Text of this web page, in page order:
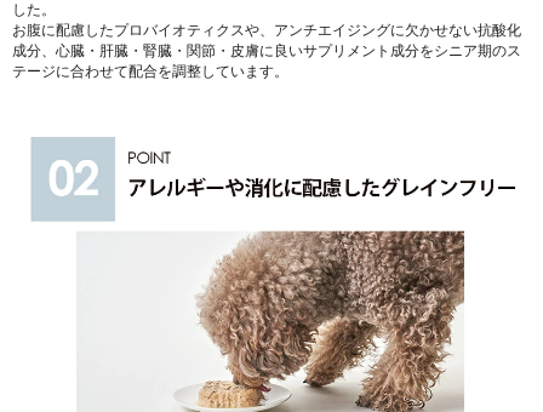
した。
お腹に配慮したプロバイオティクスや、アンチエイジングに欠かせない抗酸化
成分、心臓・肝臓・腎臓・関節・皮膚に良いサプリメント成分をシニア期のス
テージに合わせて配合を調整しています。